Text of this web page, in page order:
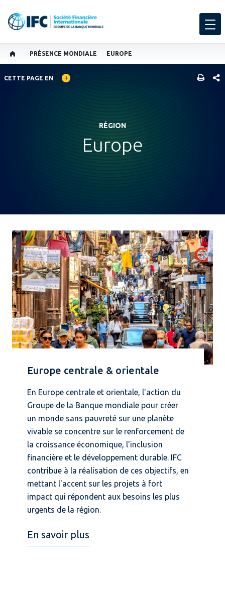
PRÉSENCE MONDIALE EUROPE
GLOBAL LANGUAGE TOGGLER
CETTE PAGE EN
RÉGION
Europe
Europe centrale & orientale
En Europe centrale et orientale, l'action du
Groupe de la Banque mondiale pour créer
un monde sans pauvreté sur une planète
vivable se concentre sur le renforcement de
la croissance économique, l'inclusion
financière et le développement durable. IFC
contribue à la réalisation de ces objectifs, en
mettant l'accent sur les projets à fort
impact qui répondent aux besoins les plus
urgents de la région.
En savoir plus